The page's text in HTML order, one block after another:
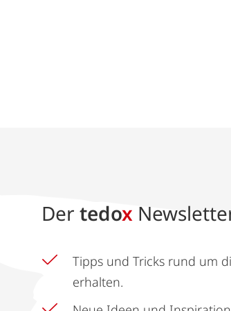
Der tedox
Tipps und Tricks rund um
erhalten.